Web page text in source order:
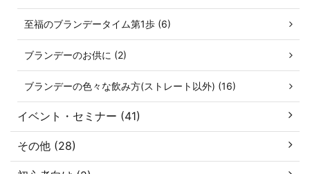
至福のブランデータイム第1歩 (6)
ブランデーのお供に (2)
ブランデーの色々な飲み方(ストレート以外) (16)
イベント・セミナー (41)
その他 (28)